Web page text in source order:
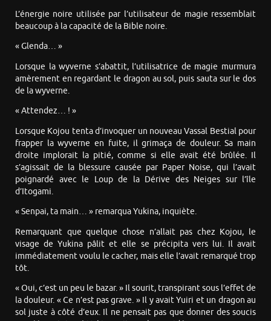
L’énergie noire utilisée par l’utilisateur de magie ressemblait
beaucoup à la capacité de la Bible noire.
« Glenda… »
Lorsque la wyverne s’abattit, l’utilisatrice de magie murmura
amèrement en regardant le dragon au sol, puis sauta sur le dos
de la wyverne.
« Attendez… ! »
Lorsque Kojou tenta d’invoquer un nouveau Vassal Bestial pour
frapper la wyverne en fuite, il grimaça de douleur. Sa main
droite implorait la pitié, comme si elle avait été brûlée. Il
s’agissait de la blessure causée par Paper Noise, qui l’avait
poignardé avec le Loup de la Dérive des Neiges sur l’île
d’Itogami.
« Senpai, ta main… » remarqua Yukina, inquiète.
Remarquant que quelque chose n’allait pas chez Kojou, le
visage de Yukina pâlit et elle se précipita vers lui. Il avait
immédiatement voulu le cacher, mais elle l’avait remarqué trop
tôt.
« Oui, c’est un peu le bazar. » Il sourit, transpirant sous l’effet de
la douleur. « Ce n’est pas grave. » Il y avait Yuiri et un dragon au
sol juste à côté d’eux. Il ne pensait pas que donner des soucis